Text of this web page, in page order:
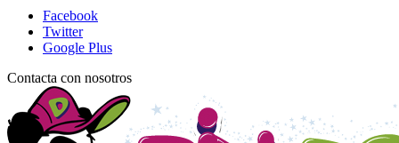
Facebook
Twitter
Google Plus
Contacta con nosotros